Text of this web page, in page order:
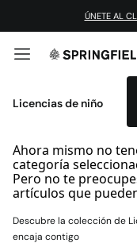
ÚNETE AL
Licencias de niño
Ahora mismo no
categoría
Pero no te
artículos que
Descubre la colección de
encaja contigo